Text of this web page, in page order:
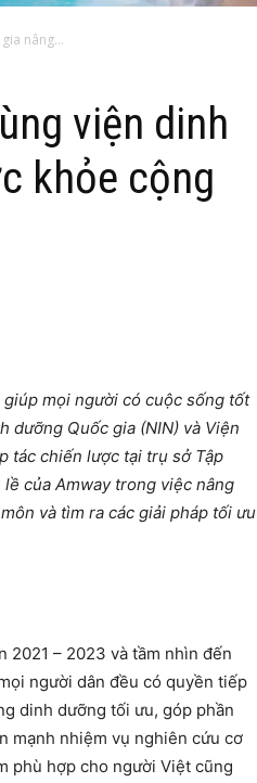
nâng...
viện dinh
khỏe cộng
giúp mọi người có cuộc sống tốt
dưỡng Quốc gia (NIN) và Viện
tác chiến lược tại trụ sở Tập
của Amway trong việc nâng
và tìm ra các giải pháp tối ưu
2021 – 2023 và tầm nhìn đến
người dân đều có quyền tiếp
dinh dưỡng tối ưu, góp phần
mạnh nhiệm vụ nghiên cứu cơ
phù hợp cho người Việt cũng